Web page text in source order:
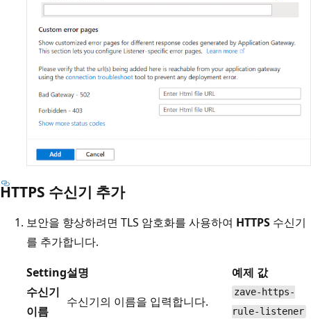
HTTPS 수신기 추가
보안을 향상하려면 TLS 암호화를 사용하여 HTTPS 수신기
를 추가합니다.
Setting설명
예제 값
수신기
이름
수신기의 이름을 입력합니다.
zave-https-
rule-listener